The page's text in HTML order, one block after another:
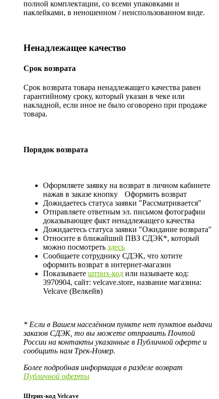
полной комплектации, со всеми упаковками и
наклейками, в неношенном / неиспользованном виде.
Ненадлежащее качество
Срок возврата
Срок возврата товара ненадлежащего качества равен
гарантийному сроку, который указан в чеке или
накладной, если иное не было оговорено при продаже
товара.
Порядок возврата
Оформляете заявку на возврат в личном кабинете
нажав в заказе кнопку
Оформить возврат
Дожидаетесь статуса заявки "Рассматривается"
Отправляете ответным эл. письмом фотографии
доказывающее факт ненадлежащего качества
Дожидаетесь статуса заявки "Ожидание возврата"
Относите в ближайший ПВЗ СДЭК*, который
можно посмотреть здесь
Сообщаете сотруднику СДЭК, что хотите
оформить возврат в интернет-магазин
Показываете штрих-код или называете код:
3970904, сайт: velcave.store, название магазина:
Velcave (Велкейв)
* Если в Вашем населённом пункте нет пунктов выдачи
заказов СДЭК, то вы можете отправить Почтой
России на контакты указанные в Публичной оферте и
сообщить нам Трек-Номер.
Более подробная информация в разделе возврат
Публичной оферты
Штрих-код Velcave